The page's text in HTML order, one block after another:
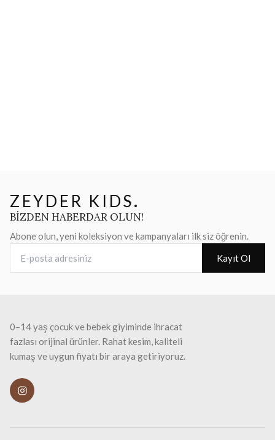
ZEYDER KIDS.
BİZDEN HABERDAR OLUN!
Abone olun, yeni koleksiyon ve kampanyaları ilk siz öğrenin.
Kayıt Ol
0–14 yaş çocuk ve bebek giyiminde ihracat
fazlası orijinal ürünler. Rahat kesim, kaliteli
kumaş ve uygun fiyatı bir araya getiriyoruz.